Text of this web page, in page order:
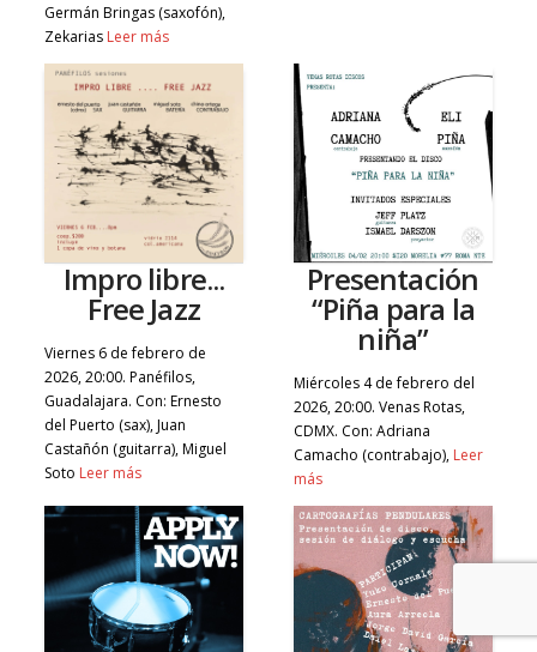
Germán Bringas (saxofón),
Zekarias Leer más
Impro libre...
Free Jazz
Viernes 6 de febrero de
2026, 20:00. Panéfilos,
Guadalajara. Con: Ernesto
del Puerto (sax), Juan
Castañón (guitarra), Miguel
Soto Leer más
Presentación
“Piña para la
niña”
Miércoles 4 de febrero del
2026, 20:00. Venas Rotas,
CDMX. Con: Adriana
Camacho (contrabajo), Leer
más